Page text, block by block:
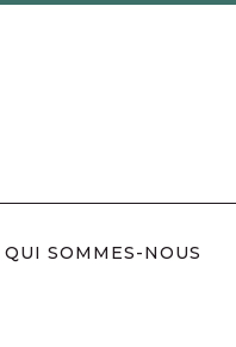
QUI SOMMES-NOUS